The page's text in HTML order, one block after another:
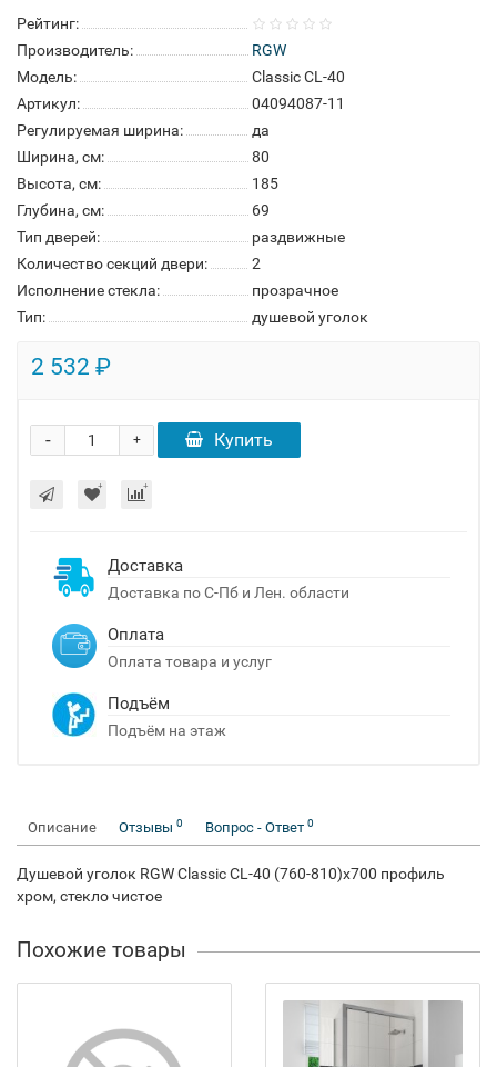
Рейтинг:
Производитель:
RGW
Модель:
Classic CL-40
Артикул:
04094087-11
Регулируемая ширина:
да
Ширина, см:
80
Высота, см:
185
Глубина, см:
69
Тип дверей:
раздвижные
Количество секций двери:
2
Исполнение стекла:
прозрачное
Тип:
душевой уголок
2 532 ₽
+
- Купить
Доставка
Доставка по С-Пб и Лен. области
Оплата
Оплата товара и услуг
Подъём
Подъём на этаж
Описание Отзывы 0 Вопрос - Ответ 0
Душевой уголок RGW Classic CL-40 (760-810)х700 профиль
хром, стекло чистое
Похожие товары